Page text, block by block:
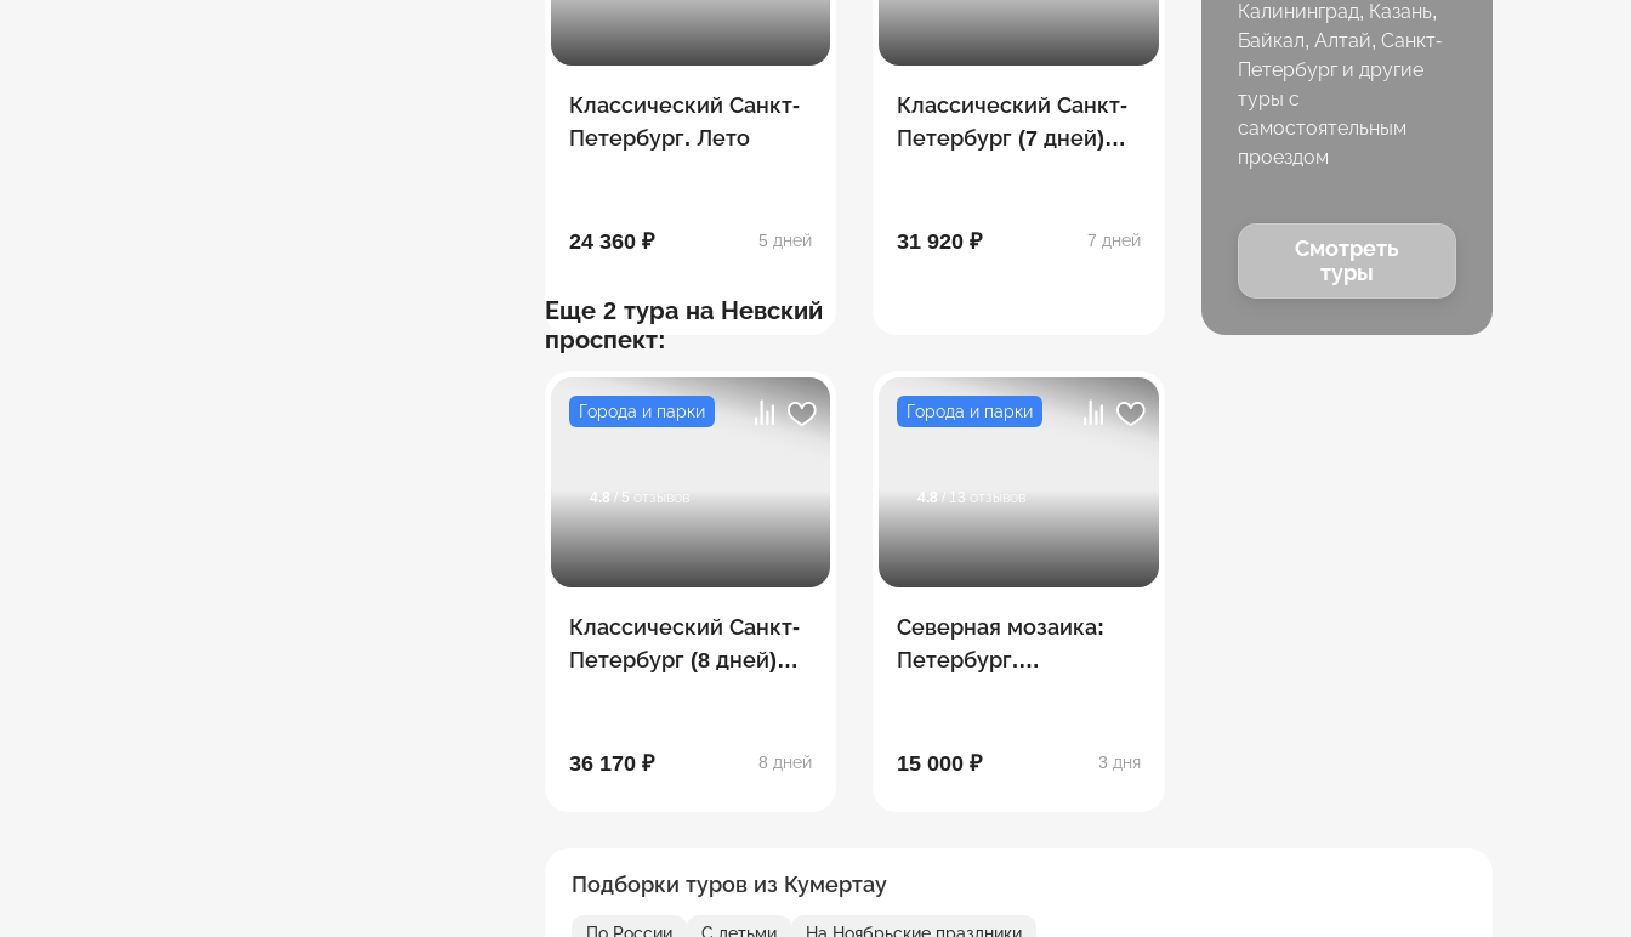
Классический Санкт-
Петербург. Лето
24 360 ₽ 5 дней
Классический Санкт-
Петербург (7 дней)
31 920 ₽ 7 дней
Калининград, Казань,
Байкал, Алтай, Санкт-
Петербург и другие
туры с
самостоятельным
проездом
Смотреть
туры
Еще 2 тура на Невский
проспект:
Города и парки
4.8 / 5 отзывов
Классический Санкт-
Петербург (8 дней)
36 170 ₽ 8 дней
Города и парки
4.8 / 13 отзывов
Северная мозаика:
Петербург.
15 000 ₽ 3 дня
Подборки туров из Кумертау
По России С детьми На Ноябрьские праздники